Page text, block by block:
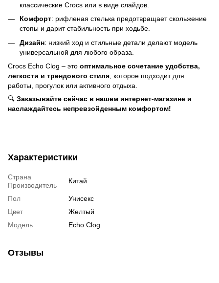
классические Crocs или в виде слайдов.
Комфорт: рифленая стелька предотвращает скольжение
стопы и дарит стабильность при ходьбе.
Дизайн: низкий ход и стильные детали делают модель
универсальной для любого образа.
Crocs Echo Clog – это оптимальное сочетание удобства,
легкости и трендового стиля , которое подходит для
работы, прогулок или активного отдыха.
🔍 Заказывайте сейчас в нашем интернет-магазине и
наслаждайтесь непревзойденным комфортом!
Характеристики
Страна
Производитель
Китай
Пол
Унисекс
Цвет
Желтый
Модель
Echo Clog
Отзывы